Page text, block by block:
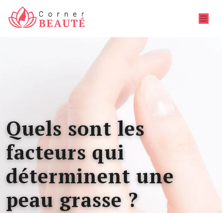
Quels sont les
facteurs qui
déterminent une
peau grasse ?